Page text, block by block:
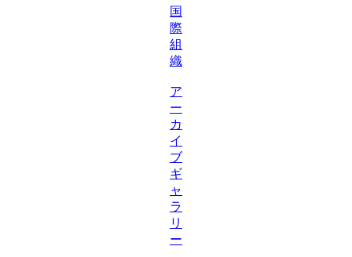
国
際
組
織
ア
ー
カ
イ
ブ
ギ
ャ
ラ
リ
ー